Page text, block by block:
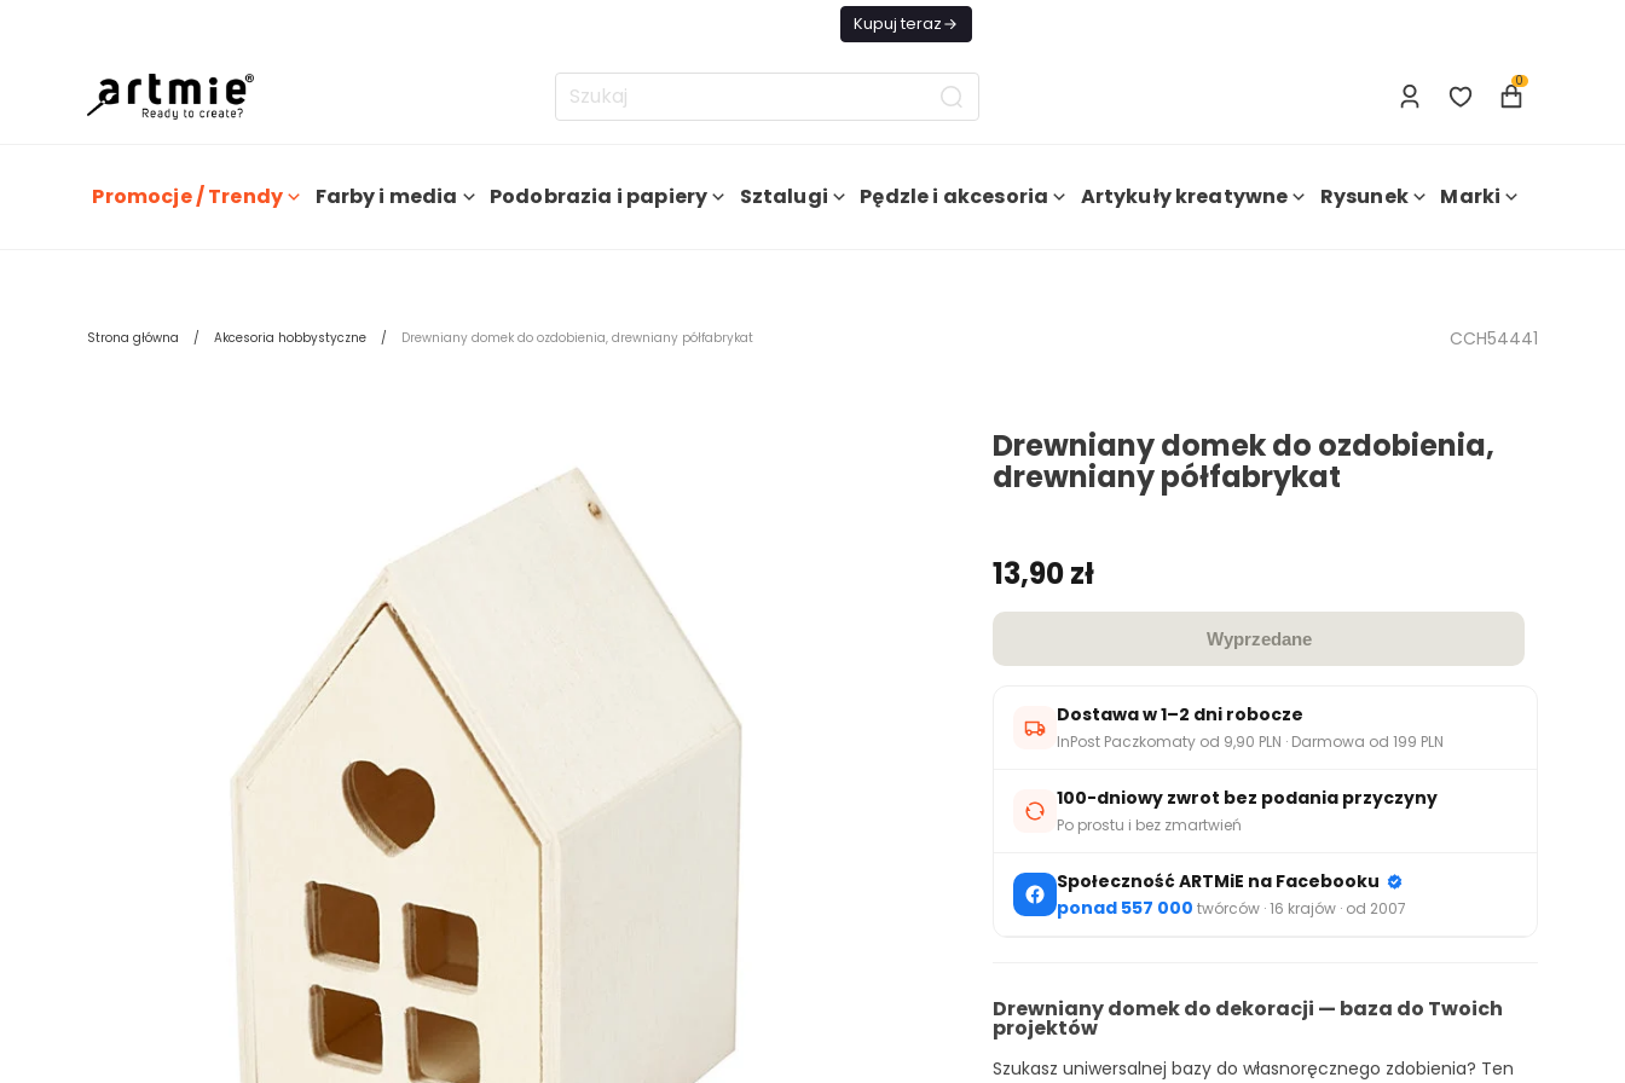
Kupuj teraz
0
Promocje / Trendy Farby i media Podobrazia i papiery Sztalugi Pędzle i akcesoria Artykuły kreatywne Rysunek Marki
Strona główna Akcesoria hobbystyczne Drewniany domek do ozdobienia, drewniany półfabrykat CCH54441
Drewniany domek do ozdobienia,
drewniany półfabrykat
13,90 zł
Wyprzedane
Dostawa w 1–2 dni robocze
InPost Paczkomaty od 9,90 PLN · Darmowa od 199 PLN
100-dniowy zwrot bez podania przyczyny
Po prostu i bez zmartwień
Społeczność ARTMiE na Facebooku
ponad 557 000 twórców · 16 krajów · od 2007
Drewniany domek do dekoracji — baza do Twoich
projektów
Szukasz uniwersalnej bazy do własnoręcznego zdobienia? Ten